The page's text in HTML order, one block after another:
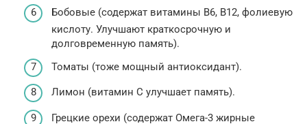
Бобовые (содержат витамины В6, В12, фолиевую
кислоту. Улучшают краткосрочную и
долговременную память).
Томаты (тоже мощный антиоксидант).
Лимон (витамин С улучшает память).
Грецкие орехи (содержат Омега-3 жирные